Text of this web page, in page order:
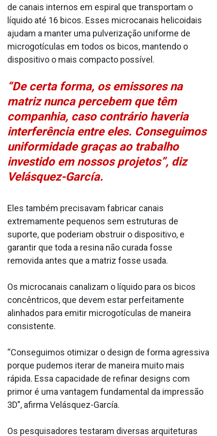
de canais internos em espiral que transportam o
líquido até 16 bicos. Esses microcanais helicoidais
ajudam a manter uma pulverização uniforme de
microgotículas em todos os bicos, mantendo o
dispositivo o mais compacto possível.
“De certa forma, os emissores na
matriz nunca percebem que têm
companhia, caso contrário haveria
interferência entre eles. Conseguimos
uniformidade graças ao trabalho
investido em nossos projetos”, diz
Velásquez-García.
Eles também precisavam fabricar canais
extremamente pequenos sem estruturas de
suporte, que poderiam obstruir o dispositivo, e
garantir que toda a resina não curada fosse
removida antes que a matriz fosse usada.
Os microcanais canalizam o líquido para os bicos
concêntricos, que devem estar perfeitamente
alinhados para emitir microgotículas de maneira
consistente.
“Conseguimos otimizar o design de forma agressiva
porque pudemos iterar de maneira muito mais
rápida. Essa capacidade de refinar designs com
primor é uma vantagem fundamental da impressão
3D”, afirma Velásquez-García.
Os pesquisadores testaram diversas arquiteturas